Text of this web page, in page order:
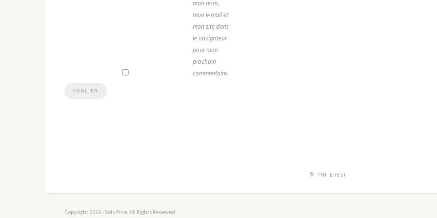
mon nom,
mon e-mail et
mon site dans
le navigateur
pour mon
prochain
commentaire.
PINTEREST
Copyright 2016 - Solo Pine. All Rights Reserved.